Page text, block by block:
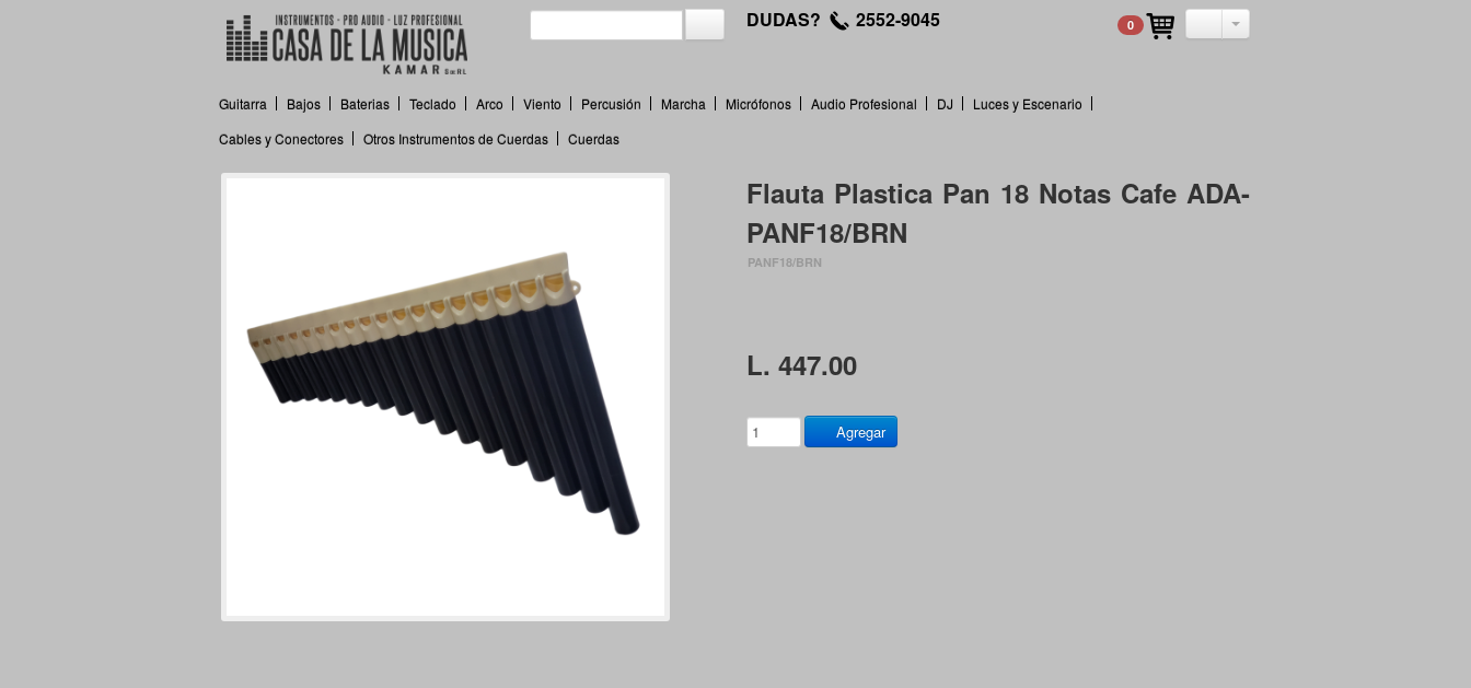
DUDAS? 2552-9045 0
Guitarra Bajos Baterias Teclado Arco Viento Percusión Marcha Micrófonos Audio Profesional DJ
Luces y Escenario
Cables y Conectores
Otros Instrumentos de Cuerdas Cuerdas
Flauta Plastica Pan 18 Notas Cafe ADA-
PANF18/BRN
PANF18/BRN
L. 447.00
Agregar